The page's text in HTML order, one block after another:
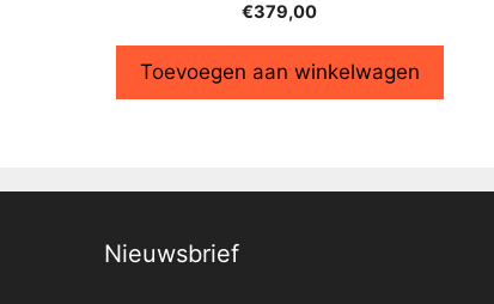
€379,00
Toevoegen aan winkelwagen
Nieuwsbrief